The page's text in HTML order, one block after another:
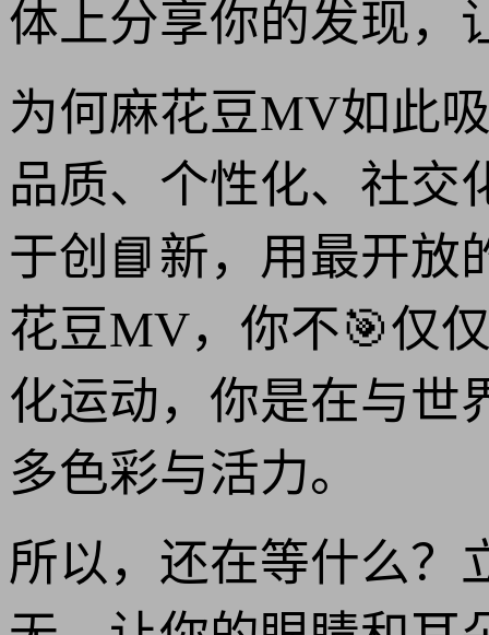
体上分享你的发现，
为何麻花豆MV如此
品质、个性化、社交
于创📘新，用最开放
花豆MV，你不🎯仅
化运动，你是在与世
多色彩与活力。
所以，还在等什么？